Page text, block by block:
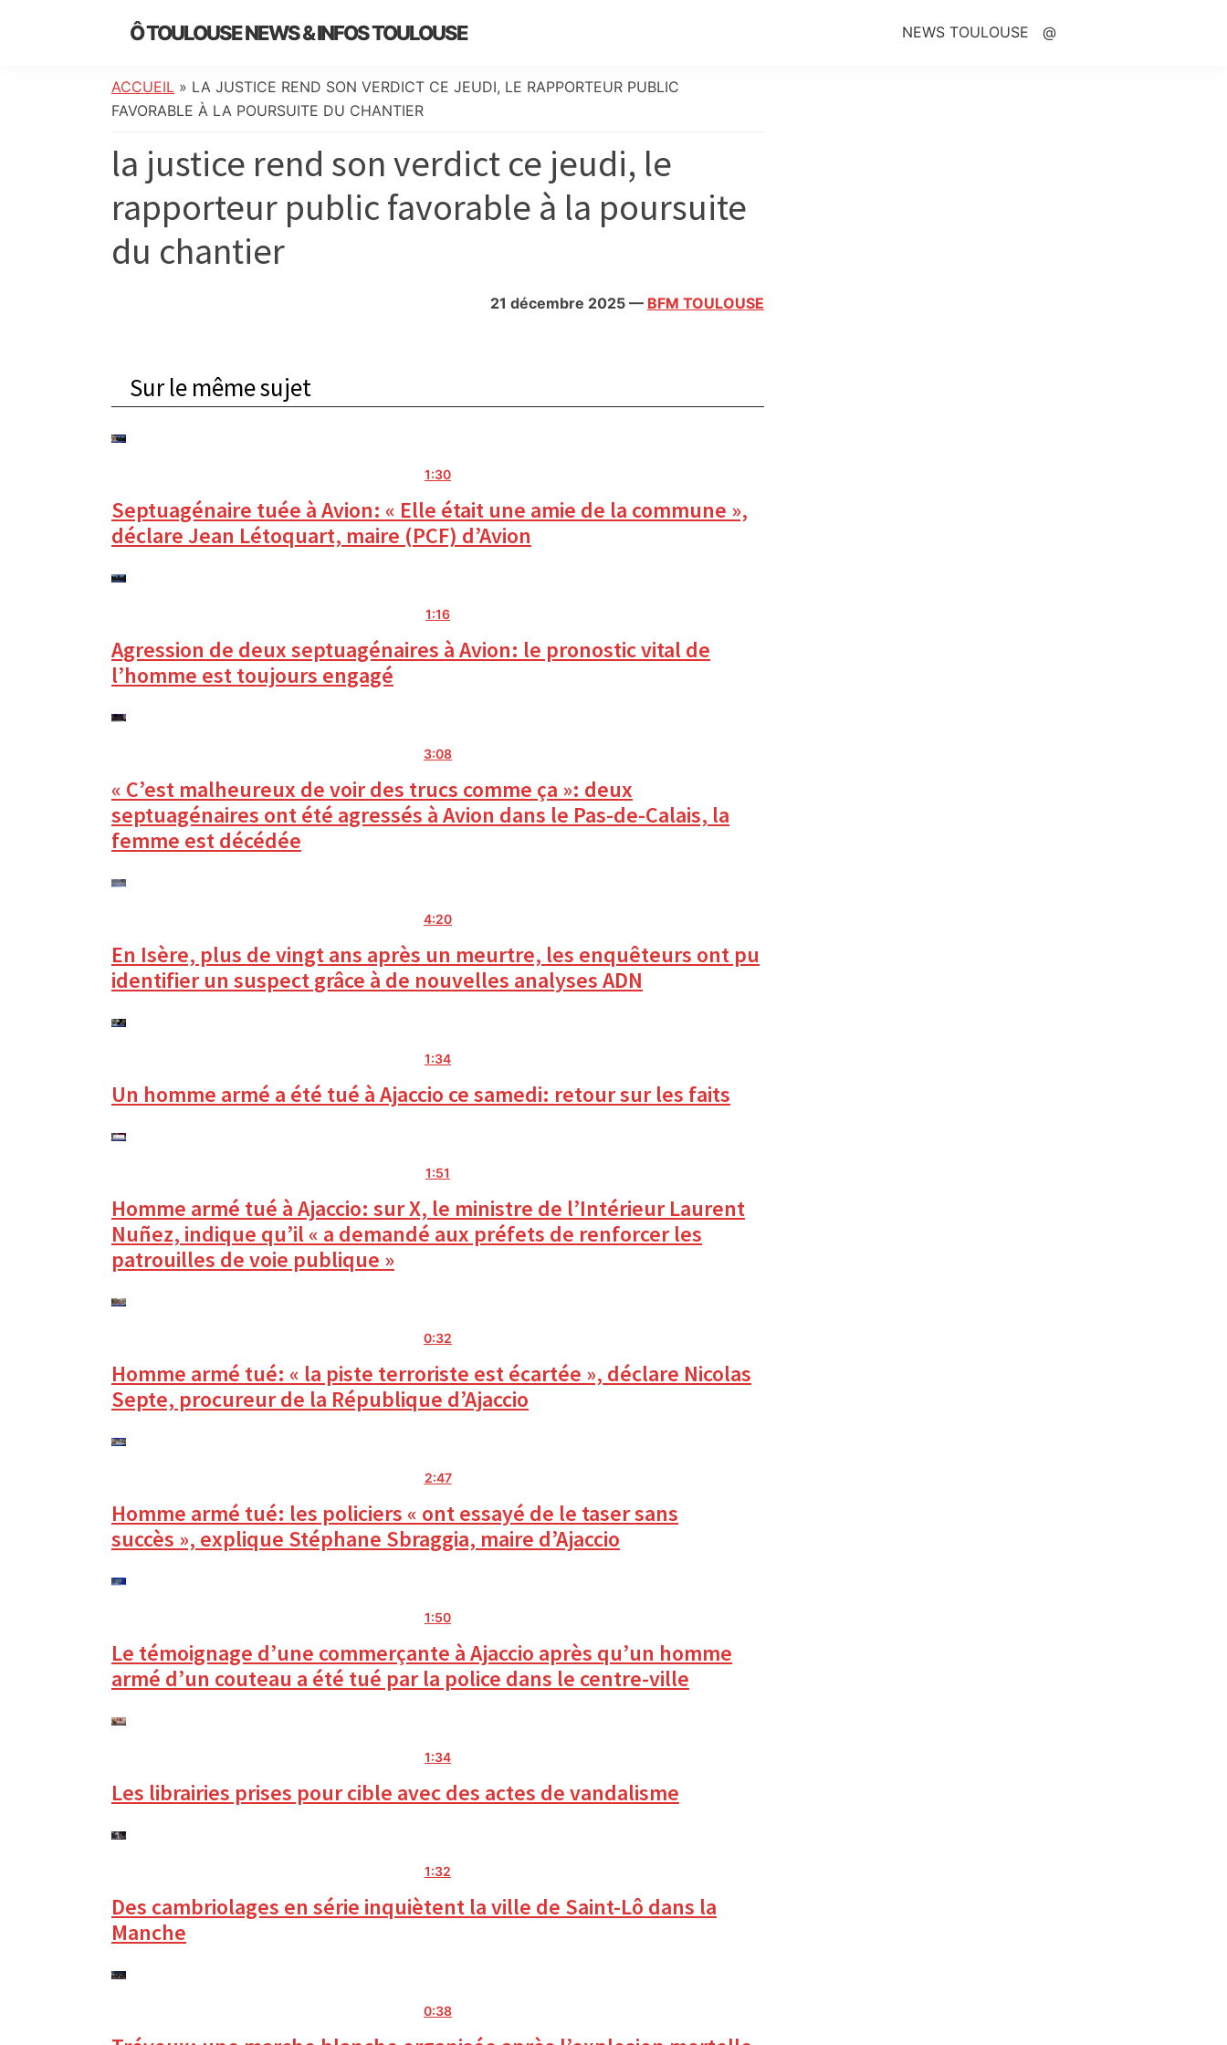
Ô TOULOUSE NEWS & INFOS TOULOUSE
de
l’actualité
info
locale,
société,
culture,
politique,
initiatives
citoyennes
NEWS TOULOUSE @
ACCUEIL » LA JUSTICE REND SON VERDICT CE JEUDI, LE RAPPORTEUR PUBLIC
FAVORABLE À LA POURSUITE DU CHANTIER
la justice rend son verdict ce jeudi, le
rapporteur public favorable à la poursuite
du chantier
21 décembre 2025 — BFM TOULOUSE
Sur le même sujet
1:30
Septuagénaire tuée à Avion: « Elle était une amie de la commune »,
déclare Jean Létoquart, maire (PCF) d’Avion
1:16
Agression de deux septuagénaires à Avion: le pronostic vital de
l’homme est toujours engagé
3:08
« C’est malheureux de voir des trucs comme ça »: deux
septuagénaires ont été agressés à Avion dans le Pas-de-Calais, la
femme est décédée
4:20
En Isère, plus de vingt ans après un meurtre, les enquêteurs ont pu
identifier un suspect grâce à de nouvelles analyses ADN
1:34
Un homme armé a été tué à Ajaccio ce samedi: retour sur les faits
1:51
Homme armé tué à Ajaccio: sur X, le ministre de l’Intérieur Laurent
Nuñez, indique qu’il « a demandé aux préfets de renforcer les
patrouilles de voie publique »
0:32
Homme armé tué: « la piste terroriste est écartée », déclare Nicolas
Septe, procureur de la République d’Ajaccio
2:47
Homme armé tué: les policiers « ont essayé de le taser sans
succès », explique Stéphane Sbraggia, maire d’Ajaccio
1:50
Le témoignage d’une commerçante à Ajaccio après qu’un homme
armé d’un couteau a été tué par la police dans le centre-ville
1:34
Les librairies prises pour cible avec des actes de vandalisme
1:32
Des cambriolages en série inquiètent la ville de Saint-Lô dans la
Manche
0:38